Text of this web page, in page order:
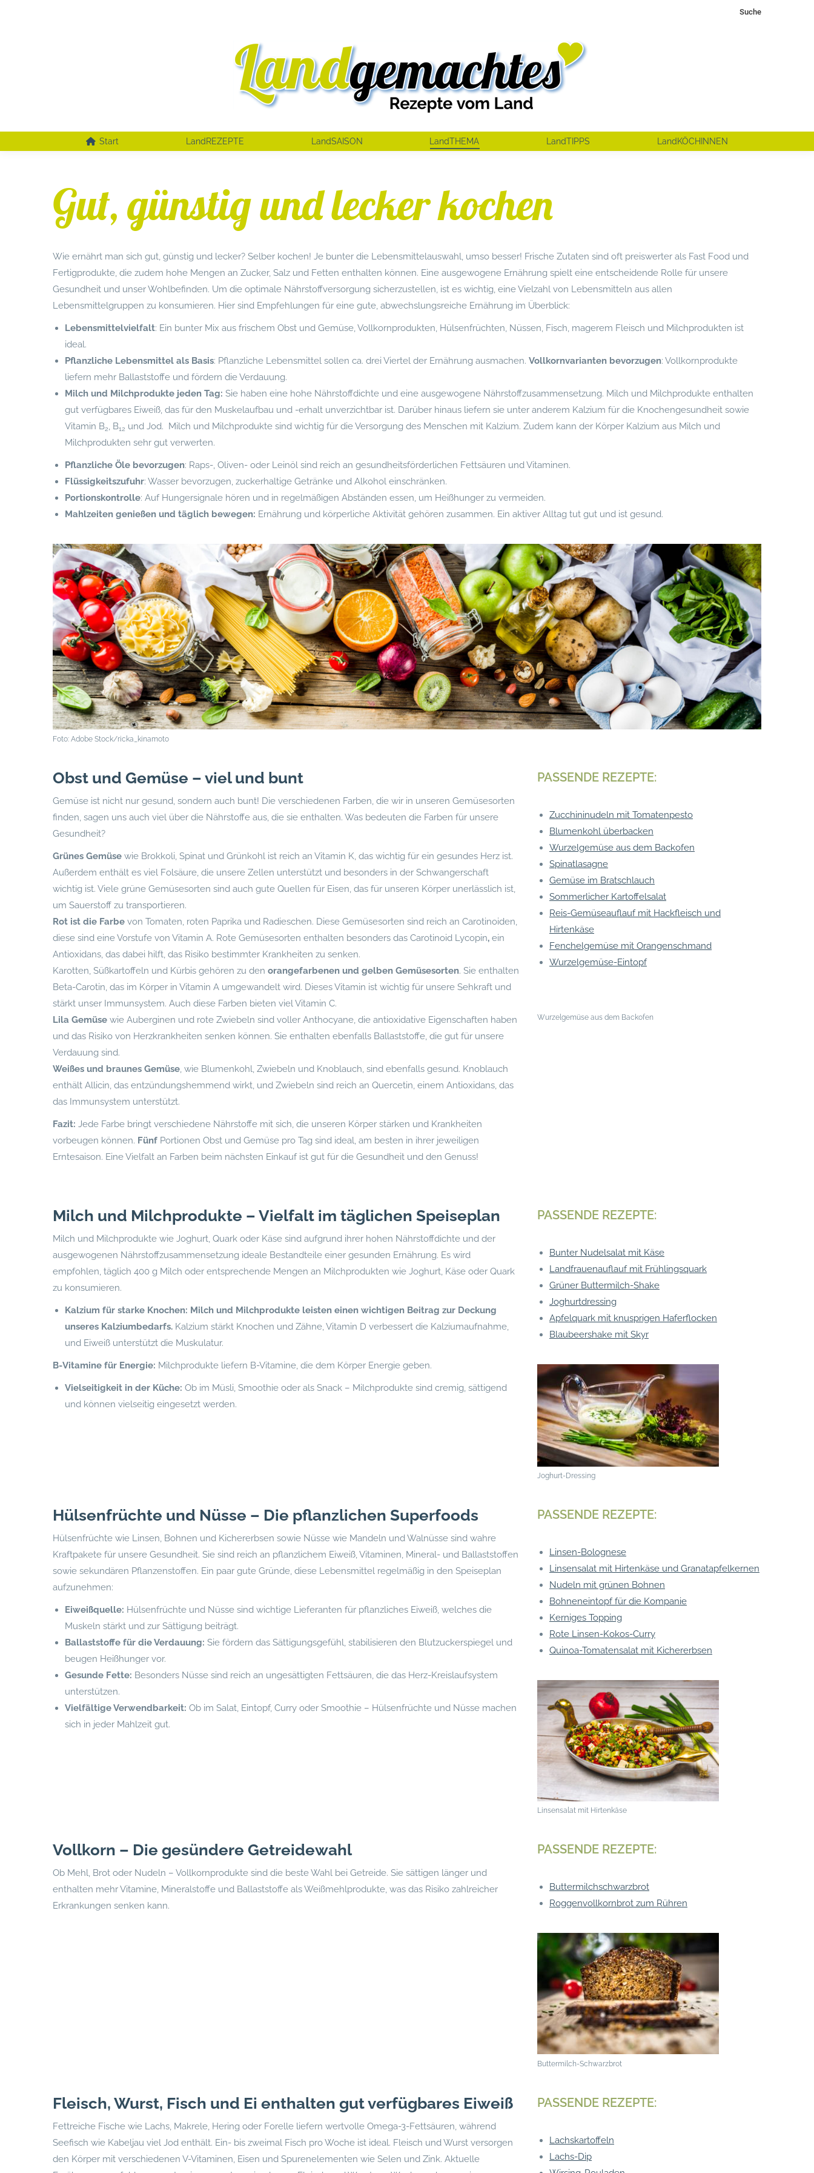
Search:
Suche
Start LandREZEPTE LandSAISON LandTHEMA LandTIPPS LandKÖCHINNEN
Gut, günstig und lecker kochen
Wie ernährt man sich gut, günstig und lecker? Selber kochen! Je bunter die Lebensmittelauswahl, umso besser! Frische Zutaten sind oft preiswerter als Fast Food und
Fertigprodukte, die zudem hohe Mengen an Zucker, Salz und Fetten enthalten können. Eine ausgewogene Ernährung spielt eine entscheidende Rolle für unsere
Gesundheit und unser Wohlbefinden. Um die optimale Nährstoffversorgung sicherzustellen, ist es wichtig, eine Vielzahl von Lebensmitteln aus allen
Lebensmittelgruppen zu konsumieren. Hier sind Empfehlungen für eine gute, abwechslungsreiche Ernährung im Überblick:
Lebensmittelvielfalt: Ein bunter Mix aus frischem Obst und Gemüse, Vollkornprodukten, Hülsenfrüchten, Nüssen, Fisch, magerem Fleisch und Milchprodukten ist
ideal.
Pflanzliche Lebensmittel als Basis: Pflanzliche Lebensmittel sollen ca. drei Viertel der Ernährung ausmachen. Vollkornvarianten bevorzugen: Vollkornprodukte
liefern mehr Ballaststoffe und fördern die Verdauung.
Milch und Milchprodukte jeden Tag: Sie haben eine hohe Nährstoffdichte und eine ausgewogene Nährstoffzusammensetzung. Milch und Milchprodukte enthalten
gut verfügbares Eiweiß, das für den Muskelaufbau und -erhalt unverzichtbar ist. Darüber hinaus liefern sie unter anderem Kalzium für die Knochengesundheit sowie
Vitamin B2, B12 und Jod. Milch und Milchprodukte sind wichtig für die Versorgung des Menschen mit Kalzium. Zudem kann der Körper Kalzium aus Milch und
Milchprodukten sehr gut verwerten.
Pflanzliche Öle bevorzugen: Raps-, Oliven- oder Leinöl sind reich an gesundheitsförderlichen Fettsäuren und Vitaminen.
Flüssigkeitszufuhr: Wasser bevorzugen, zuckerhaltige Getränke und Alkohol einschränken.
Portionskontrolle: Auf Hungersignale hören und in regelmäßigen Abständen essen, um Heißhunger zu vermeiden.
Mahlzeiten genießen und täglich bewegen: Ernährung und körperliche Aktivität gehören zusammen. Ein aktiver Alltag tut gut und ist gesund.
Foto: Adobe Stock/ricka_kinamoto
Obst und Gemüse – viel und bunt
Gemüse ist nicht nur gesund, sondern auch bunt! Die verschiedenen Farben, die wir in unseren Gemüsesorten
finden, sagen uns auch viel über die Nährstoffe aus, die sie enthalten. Was bedeuten die Farben für unsere
Gesundheit?
Grünes Gemüse wie Brokkoli, Spinat und Grünkohl ist reich an Vitamin K, das wichtig für ein gesundes Herz ist.
Außerdem enthält es viel Folsäure, die unsere Zellen unterstützt und besonders in der Schwangerschaft
wichtig ist. Viele grüne Gemüsesorten sind auch gute Quellen für Eisen, das für unseren Körper unerlässlich ist,
um Sauerstoff zu transportieren.
Rot ist die Farbe von Tomaten, roten Paprika und Radieschen. Diese Gemüsesorten sind reich an Carotinoiden,
diese sind eine Vorstufe von Vitamin A. Rote Gemüsesorten enthalten besonders das Carotinoid Lycopin, ein
Antioxidans, das dabei hilft, das Risiko bestimmter Krankheiten zu senken.
Karotten, Süßkartoffeln und Kürbis gehören zu den orangefarbenen und gelben Gemüsesorten. Sie enthalten
Beta-Carotin, das im Körper in Vitamin A umgewandelt wird. Dieses Vitamin ist wichtig für unsere Sehkraft und
stärkt unser Immunsystem. Auch diese Farben bieten viel Vitamin C.
Lila Gemüse wie Auberginen und rote Zwiebeln sind voller Anthocyane, die antioxidative Eigenschaften haben
und das Risiko von Herzkrankheiten senken können. Sie enthalten ebenfalls Ballaststoffe, die gut für unsere
Verdauung sind.
Weißes und braunes Gemüse , wie Blumenkohl, Zwiebeln und Knoblauch, sind ebenfalls gesund. Knoblauch
enthält Allicin, das entzündungshemmend wirkt, und Zwiebeln sind reich an Quercetin, einem Antioxidans, das
das Immunsystem unterstützt.
Fazit: Jede Farbe bringt verschiedene Nährstoffe mit sich, die unseren Körper stärken und Krankheiten
vorbeugen können. Fünf Portionen Obst und Gemüse pro Tag sind ideal, am besten in ihrer jeweiligen
Erntesaison. Eine Vielfalt an Farben beim nächsten Einkauf ist gut für die Gesundheit und den Genuss!
PASSENDE REZEPTE:
Zucchininudeln mit Tomatenpesto
Blumenkohl überbacken
Wurzelgemüse aus dem Backofen
Spinatlasagne
Gemüse im Bratschlauch
Sommerlicher Kartoffelsalat
Reis-Gemüseauflauf mit Hackfleisch und
Hirtenkäse
Fenchelgemüse mit Orangenschmand
Wurzelgemüse-Eintopf
Wurzelgemüse aus dem Backofen
Milch und Milchprodukte – Vielfalt im täglichen Speiseplan
Milch und Milchprodukte wie Joghurt, Quark oder Käse sind aufgrund ihrer hohen Nährstoffdichte und der
ausgewogenen Nährstoffzusammensetzung ideale Bestandteile einer gesunden Ernährung. Es wird
empfohlen, täglich 400 g Milch oder entsprechende Mengen an Milchprodukten wie Joghurt, Käse oder Quark
zu konsumieren.
Kalzium für starke Knochen: Milch und Milchprodukte leisten einen wichtigen Beitrag zur Deckung
unseres Kalziumbedarfs. Kalzium stärkt Knochen und Zähne, Vitamin D verbessert die Kalziumaufnahme,
und Eiweiß unterstützt die Muskulatur.
B-Vitamine für Energie: Milchprodukte liefern B-Vitamine, die dem Körper Energie geben.
Vielseitigkeit in der Küche: Ob im Müsli, Smoothie oder als Snack – Milchprodukte sind cremig, sättigend
und können vielseitig eingesetzt werden.
PASSENDE REZEPTE:
Bunter Nudelsalat mit Käse
Landfrauenauflauf mit Frühlingsquark
Grüner Buttermilch-Shake
Joghurtdressing
Apfelquark mit knusprigen Haferflocken
Blaubeershake mit Skyr
Joghurt-Dressing
Hülsenfrüchte und Nüsse – Die pflanzlichen Superfoods
Hülsenfrüchte wie Linsen, Bohnen und Kichererbsen sowie Nüsse wie Mandeln und Walnüsse sind wahre
Kraftpakete für unsere Gesundheit. Sie sind reich an pflanzlichem Eiweiß, Vitaminen, Mineral- und Ballaststoffen
sowie sekundären Pflanzenstoffen. Ein paar gute Gründe, diese Lebensmittel regelmäßig in den Speiseplan
aufzunehmen:
Eiweißquelle: Hülsenfrüchte und Nüsse sind wichtige Lieferanten für pflanzliches Eiweiß, welches die
Muskeln stärkt und zur Sättigung beiträgt.
Ballaststoffe für die Verdauung: Sie fördern das Sättigungsgefühl, stabilisieren den Blutzuckerspiegel und
beugen Heißhunger vor.
Gesunde Fette: Besonders Nüsse sind reich an ungesättigten Fettsäuren, die das Herz-Kreislaufsystem
unterstützen.
Vielfältige Verwendbarkeit: Ob im Salat, Eintopf, Curry oder Smoothie – Hülsenfrüchte und Nüsse machen
sich in jeder Mahlzeit gut.
PASSENDE REZEPTE:
Linsen-Bolognese
Linsensalat mit Hirtenkäse und Granatapfelkernen
Nudeln mit grünen Bohnen
Bohneneintopf für die Kompanie
Kerniges Topping
Rote Linsen-Kokos-Curry
Quinoa-Tomatensalat mit Kichererbsen
Linsensalat mit Hirtenkäse
Vollkorn – Die gesündere Getreidewahl
Ob Mehl, Brot oder Nudeln – Vollkornprodukte sind die beste Wahl bei Getreide. Sie sättigen länger und
enthalten mehr Vitamine, Mineralstoffe und Ballaststoffe als Weißmehlprodukte, was das Risiko zahlreicher
Erkrankungen senken kann.
PASSENDE REZEPTE:
Buttermilchschwarzbrot
Roggenvollkornbrot zum Rühren
Buttermilch-Schwarzbrot
Fleisch, Wurst, Fisch und Ei enthalten gut verfügbares Eiweiß
Fettreiche Fische wie Lachs, Makrele, Hering oder Forelle liefern wertvolle Omega-3-Fettsäuren, während
Seefisch wie Kabeljau viel Jod enthält. Ein- bis zweimal Fisch pro Woche ist ideal. Fleisch und Wurst versorgen
den Körper mit verschiedenen V-Vitaminen, Eisen und Spurenelementen wie Selen und Zink. Aktuelle
PASSENDE REZEPTE:
Lachskartoffeln
Lachs-Dip